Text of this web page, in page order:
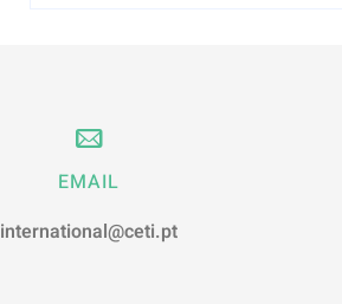
EMAIL
international@ceti.pt